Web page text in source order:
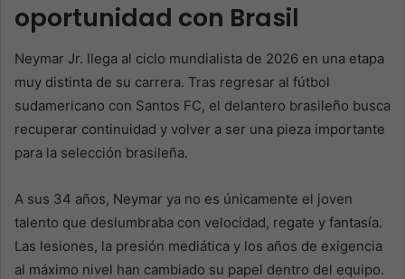
oportunidad con Brasil
Neymar Jr. llega al ciclo mundialista de 2026 en una etapa
muy distinta de su carrera. Tras regresar al fútbol
sudamericano con Santos FC, el delantero brasileño busca
recuperar continuidad y volver a ser una pieza importante
para la selección brasileña.
A sus 34 años, Neymar ya no es únicamente el joven
talento que deslumbraba con velocidad, regate y fantasía.
Las lesiones, la presión mediática y los años de exigencia
al máximo nivel han cambiado su papel dentro del equipo.